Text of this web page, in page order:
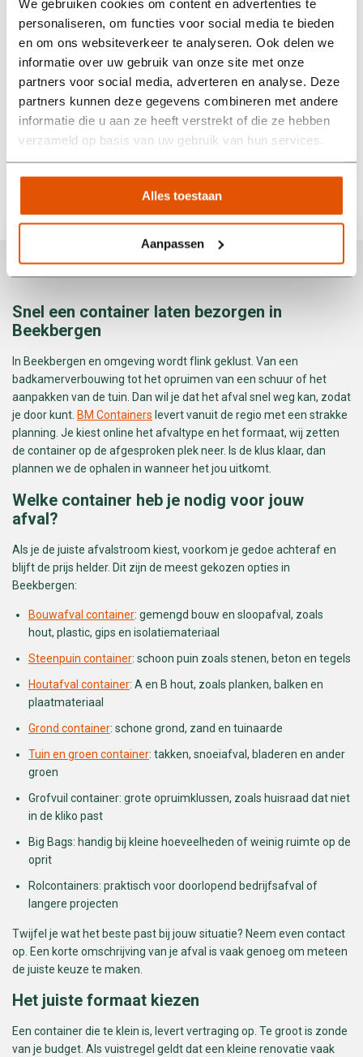
We gebruiken cookies om content en advertenties te
personaliseren, om functies voor social media te bieden
en om ons websiteverkeer te analyseren. Ook delen we
informatie over uw gebruik van onze site met onze
partners voor social media, adverteren en analyse. Deze
partners kunnen deze gegevens combineren met andere
informatie die u aan ze heeft verstrekt of die ze hebben
verzameld op basis van uw gebruik van hun services.
Alles toestaan
Aanpassen
Tijdens de huurperiode liep het bij ons allemaal even wat
anders dan gepland, maar er werd goed meegedacht. Heel
prettig als een bedrijf zo flexibel en vriendelijk met je
omgaat! Echt een aanrader als je op zoek bent naar een
betrouwbare partij die niet alleen doet wat ze beloven, maar
ook nog eens meedenkt.
Wim van den Berg
Snel een container laten bezorgen in
Beekbergen
In Beekbergen en omgeving wordt flink geklust. Van een
badkamerverbouwing tot het opruimen van een schuur of het
aanpakken van de tuin. Dan wil je dat het afval snel weg kan, zodat
je door kunt. BM Containers levert vanuit de regio met een strakke
planning. Je kiest online het afvaltype en het formaat, wij zetten
de container op de afgesproken plek neer. Is de klus klaar, dan
plannen we de ophalen in wanneer het jou uitkomt.
Welke container heb je nodig voor jouw
afval?
Als je de juiste afvalstroom kiest, voorkom je gedoe achteraf en
blijft de prijs helder. Dit zijn de meest gekozen opties in
Beekbergen:
Bouwafval container: gemengd bouw en sloopafval, zoals
hout, plastic, gips en isolatiemateriaal
Steenpuin container: schoon puin zoals stenen, beton en tegels
Houtafval container: A en B hout, zoals planken, balken en
plaatmateriaal
Grond container: schone grond, zand en tuinaarde
Tuin en groen container: takken, snoeiafval, bladeren en ander
groen
Grofvuil container: grote opruimklussen, zoals huisraad dat niet
in de kliko past
Big Bags: handig bij kleine hoeveelheden of weinig ruimte op de
oprit
Rolcontainers: praktisch voor doorlopend bedrijfsafval of
langere projecten
Twijfel je wat het beste past bij jouw situatie? Neem even contact
op. Een korte omschrijving van je afval is vaak genoeg om meteen
de juiste keuze te maken.
Het juiste formaat kiezen
Een container die te klein is, levert vertraging op. Te groot is zonde
van je budget. Als vuistregel geldt dat een kleine renovatie vaak